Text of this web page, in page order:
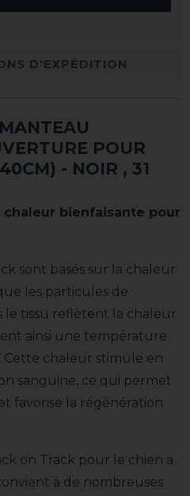
D'EXPÉDITION
POUR
- NOIR , 31
bienfaisante pour
sont basés sur la chaleur
les particules de
le tissu reflètent la chaleur
ainsi une température
Cette chaleur stimule en
sanguine, ce qui permet
favorise la régénération
on Track pour le chien a
à de nombreuses